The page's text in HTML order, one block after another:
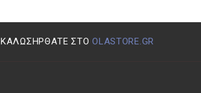
ΚΑΛΩΣΉΡΘΑΤΕ ΣΤΟOLASTORE.GR